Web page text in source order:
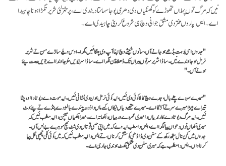
نیں کہ مرگ توں پہلاں تھوڑے کو گھنٹیاں دی دھرمی پوجا سہائتا دیندی اے، پر تنتر لئی شریر تگڑا ہو نا چاہیدا
اے۔ ایس پاروں تنتر دی مشق جوانی وچ ہی شروع کر دینی چاہیدی اے۔
"جدوں اسی بوہت بڈھے ہو جانے آں، سانوں شیشے وچ اپنا آپ وی چنگا نئیں لگدا۔ اوس ویلے ساڈے من تے شریر
نربل ہو جاوندے نیں۔ ساڈا شریر سر توں پیراں تک ڈھلا پین لگدا اے۔ ساڈا سر ایویں مُڑ جاوندا اے جویں بیعت پئے
ہونے آں۔"
"میرے سر دے چِٹے بال، جدے وچ کالا کوئی وی نئیں، ایہ کوئی نرمل ہون دی نشانی نئیں۔ ایہ موت دے دیوتا دا اوہ چٹا
تیر اے جیہڑا میرے سر تے آ ڈگا اے۔ میرے متھے دیاں لیکاں کسے ماں دا دُدھ پیندے بالڑ دے پنڈے تے پئے وٹ
نئیں۔ ایہ مرگ دیوتا دے کارندیاں دا میری عمر دے ورہیاں دا کھاتہ اے۔ میرا اکھیاں میچن دا ایہ مطلب نئیں کہ
میری اکھاں نوں دھواں پیا لگدا اے، ایس دا مطب ایہ وے کہ میں اپنی حسی قوتاں دی ٹُٹ بھج موہرے بے بس آں۔
جدوں میں کن نال ہتھ رکھ کے سنن دی ڈاڈھی کوشش کرناں، تے ایس دا ایہ مطلب نئیں کہ میں کوئی لکی چھپی گل پیا
کرنا واں۔ ایس دا مطلب ہے کہ میری سنن دی شکتی گھٹ ہوندی جا رہی اے۔